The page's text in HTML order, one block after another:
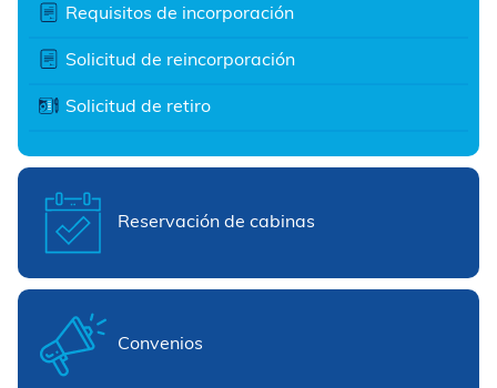
Requisitos de incorporación
Solicitud de reincorporación
Solicitud de retiro
Reservación de cabinas
Convenios